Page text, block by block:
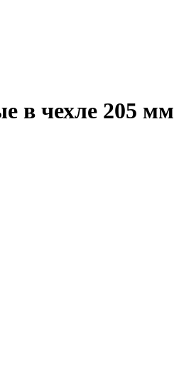
в чехле 205 мм